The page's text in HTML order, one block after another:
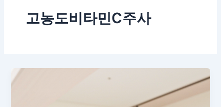
고농도비타민C주사